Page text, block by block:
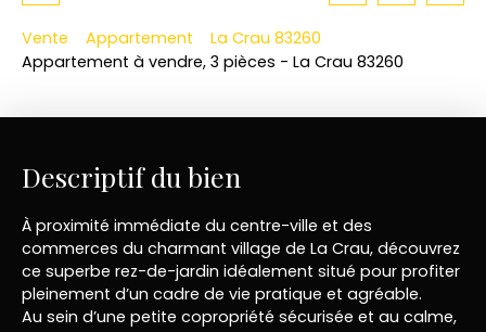
Vente Appartement
La Crau 83260
Appartement à vendre, 3 pièces - La Crau 83260
Descriptif du bien
À proximité immédiate du centre-ville et des
commerces du charmant village de La Crau, découvrez
ce superbe rez-de-jardin idéalement situé pour profiter
pleinement d’un cadre de vie pratique et agréable.
Au sein d’une petite copropriété sécurisée et au calme,